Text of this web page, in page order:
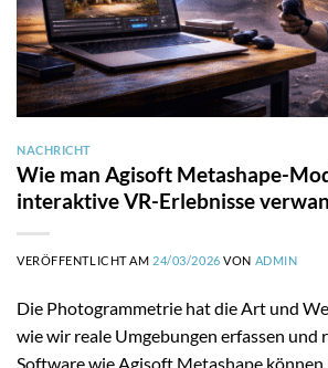
NACHRICHT
Wie man Agisoft Metashape-
interaktive VR-Erlebnisse
VERÖFFENTLICHT AM 24/03/2026 VON ADMIN
Die Photogrammetrie hat die Art und
wie wir reale Umgebungen erfassen
Software wie Agisoft Metashape können